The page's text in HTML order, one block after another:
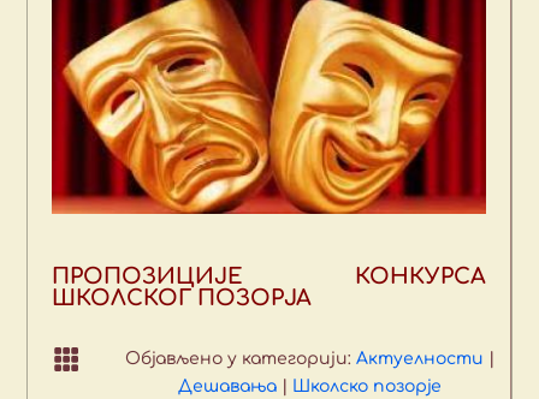
ПРОПОЗИЦИЈЕ КОНКУРСА
ШКОЛСКОГ ПОЗОРЈА
 Објављено у категорији: Актуелности
Дешавања| Школско позорје